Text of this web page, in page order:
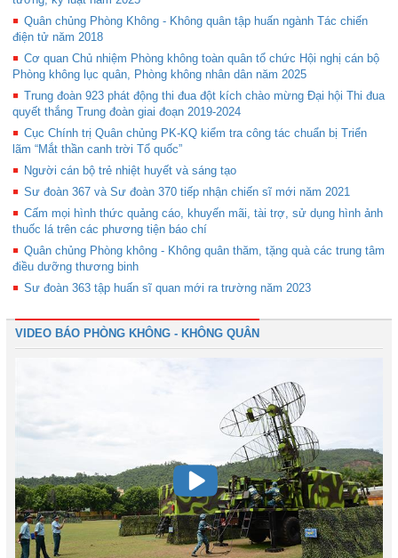
Quân chủng Phòng Không - Không quân tập huấn ngành Tác chiến
điện tử năm 2018
Cơ quan Chủ nhiệm Phòng không toàn quân tổ chức Hội nghị cán bộ
Phòng không lục quân, Phòng không nhân dân năm 2025
Trung đoàn 923 phát động thi đua đột kích chào mừng Đại hội Thi đua
quyết thắng Trung đoàn giai đoạn 2019-2024
Cục Chính trị Quân chủng PK-KQ kiểm tra công tác chuẩn bị Triển
lãm “Mắt thần canh trời Tổ quốc”
Người cán bộ trẻ nhiệt huyết và sáng tạo
Sư đoàn 367 và Sư đoàn 370 tiếp nhận chiến sĩ mới năm 2021
Cấm mọi hình thức quảng cáo, khuyến mãi, tài trợ, sử dụng hình ảnh
thuốc lá trên các phương tiện báo chí
Quân chủng Phòng không - Không quân thăm, tặng quà các trung tâm
điều dưỡng thương binh
Sư đoàn 363 tập huấn sĩ quan mới ra trường năm 2023
VIDEO BÁO PHÒNG KHÔNG - KHÔNG QUÂN